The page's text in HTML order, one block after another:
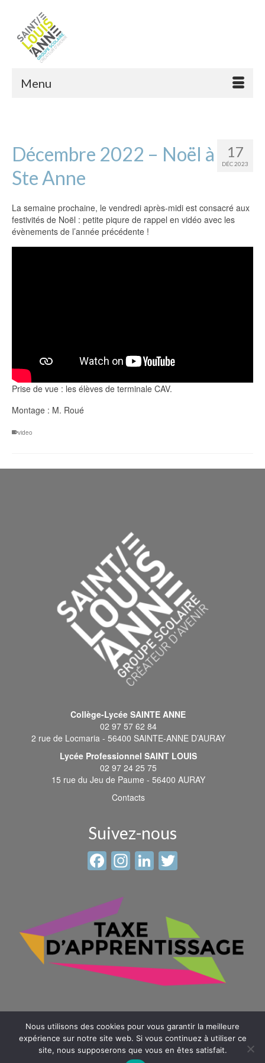
Menu
17
DÉC 2023
Décembre 2022 – Noël à
Ste Anne
La semaine prochaine, le vendredi après-midi est consacré aux
festivités de Noël : petite piqure de rappel en vidéo avec les
évènements de l’année précédente !
Prise de vue : les élèves de terminale CAV.
Montage : M. Roué
video
Collège-Lycée SAINTE ANNE
02 97 57 62 84
2 rue de Locmaria - 56400 SAINTE-ANNE D’AURAY
Lycée Professionnel SAINT LOUIS
02 97 24 25 75
15 rue du Jeu de Paume - 56400 AURAY
Contacts
Suivez-nous
Facebook
Instagram
LinkedIn
© 2026 Sainte Anne - Saint Louis -Mentions légales-Plan du
Nous utilisons des cookies pour vous garantir la meilleure
expérience sur notre site web. Si vous continuez à utiliser ce
site, nous supposerons que vous en êtes satisfait.